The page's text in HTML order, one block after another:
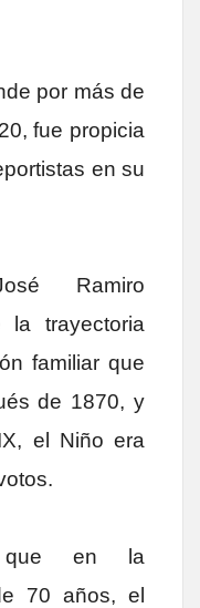
por más de
fue propicia
en su
Ramiro
la trayectoria
familiar que
de 1870, y
el Niño era
que en la
70 años, el